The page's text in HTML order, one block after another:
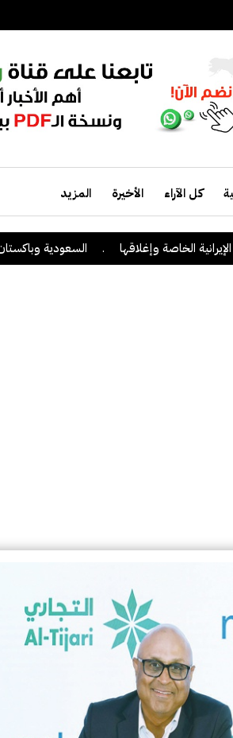
كل الآراء الأخيرة المزيد
وإغلاقها السعودية وباكستان وتركيا